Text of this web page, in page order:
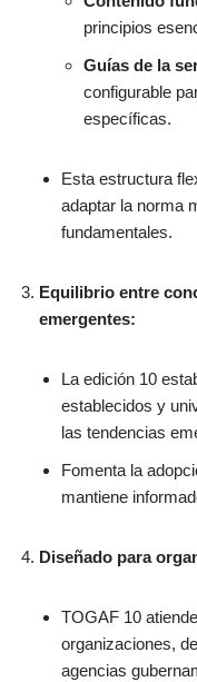
principios
Guías de la
configurable
específicas.
Esta estructura
adaptar la norma
fundamentales.
Equilibrio entre
emergentes:
La edición 10
establecidos y
las tendencias
Fomenta la
mantiene
Diseñado para
TOGAF 10
organizaciones,
agencias